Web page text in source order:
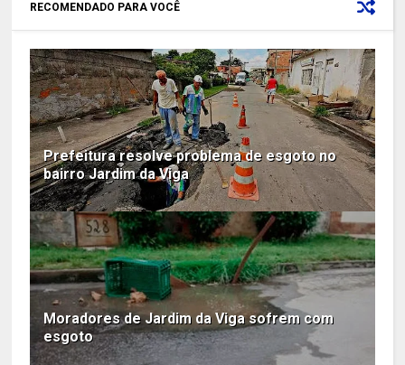
RECOMENDADO PARA VOCÊ
Prefeitura resolve problema de esgoto no
bairro Jardim da Viga
Moradores de Jardim da Viga sofrem com
esgoto